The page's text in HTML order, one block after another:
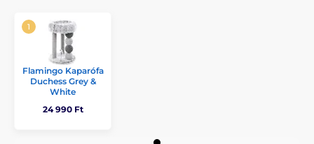
Flamingo Kaparófa
Duchess Grey &
White
24 990 Ft